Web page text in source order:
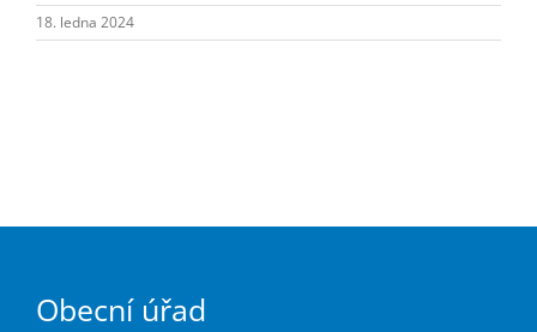
Turistika
18. ledna 2024
Obecní úřad